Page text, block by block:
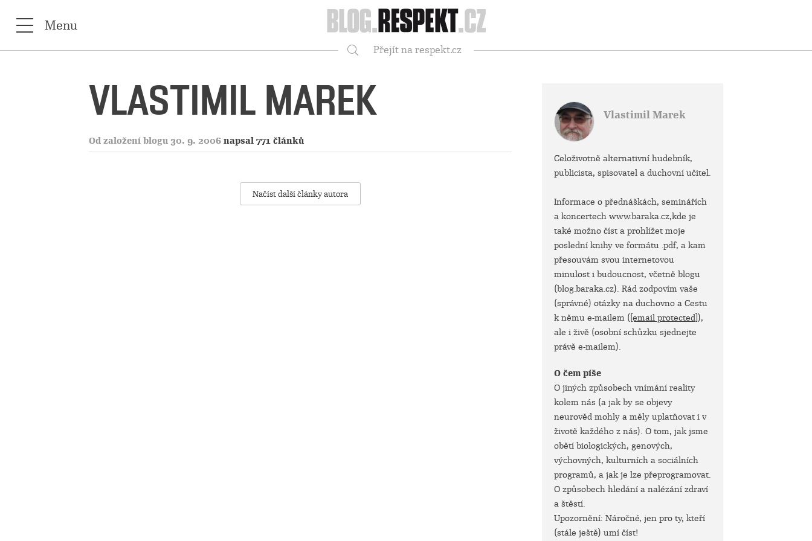
Respekt
Menu
Přejít na respekt.cz
VLASTIMIL MAREK
Od založení blogu 30. 9. 2006 napsal 771 článků
Načíst další články autora
Vlastimil Marek
Celoživotně alternativní hudebník,
publicista, spisovatel a duchovní učitel.
Informace o přednáškách, seminářích
a koncertech www.baraka.cz,kde je
také možno číst a prohlížet moje
poslední knihy ve formátu .pdf, a kam
přesouvám svou internetovou
minulost i budoucnost, včetně blogu
(blog.baraka.cz). Rád zodpovím vaše
(správné) otázky na duchovno a Cestu
k němu e-mailem ([email protected]),
ale i živě (osobní schůzku sjednejte
právě e-mailem).
O čem píše
O jiných způsobech vnímání reality
kolem nás (a jak by se objevy
neurověd mohly a měly uplatňovat i v
životě každého z nás). O tom, jak jsme
obětí biologických, genových,
výchovných, kulturních a sociálních
programů, a jak je lze přeprogramovat.
O způsobech hledání a nalézání zdraví
a štěstí.
Upozornění: Náročné, jen pro ty, kteří
(stále ještě) umí číst!